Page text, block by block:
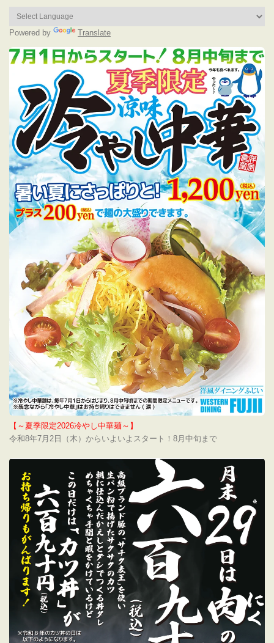
Powered by Translate
【～夏季限定2026冷やし中華麺～】
令和8年7月2日（木）からいよいよスタート！8月中旬まで